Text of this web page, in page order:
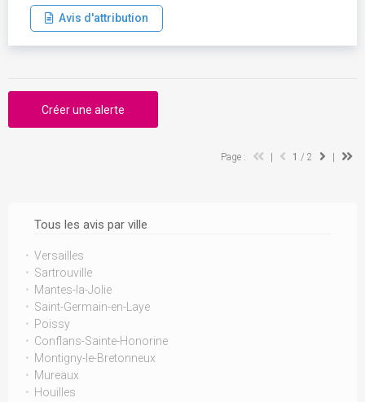
Tous les avis par ville
Versailles
Sartrouville
Mantes-la-Jolie
Saint-Germain-en-Laye
Poissy
Conflans-Sainte-Honorine
Montigny-le-Bretonneux
Mureaux
Houilles
Avis d'attribution
Créer une alerte
Page : 1 / 2